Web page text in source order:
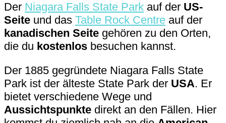
Der Niagara Falls State Park auf der US-
Seite und das Table Rock Centre auf der
kanadischen Seite gehören zu den Orten,
die du kostenlos besuchen kannst.
Der 1885 gegründete Niagara Falls State
Park ist der älteste State Park der USA. Er
bietet verschiedene Wege und
Aussichtspunkte direkt an den Fällen. Hier